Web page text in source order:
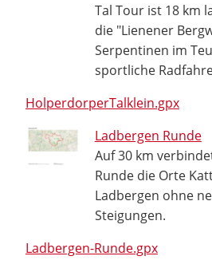
Tal Tour ist 18 km
die "Lienener
Serpentinen im
sportliche
HolperdorperTalklein.gpx
Ladbergen Runde
Auf 30 km
Runde die Orte
Ladbergen ohne
Steigungen.
Ladbergen-Runde.gpx